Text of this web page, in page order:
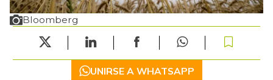
Bloomberg
UNIRSE A WHATSAPP